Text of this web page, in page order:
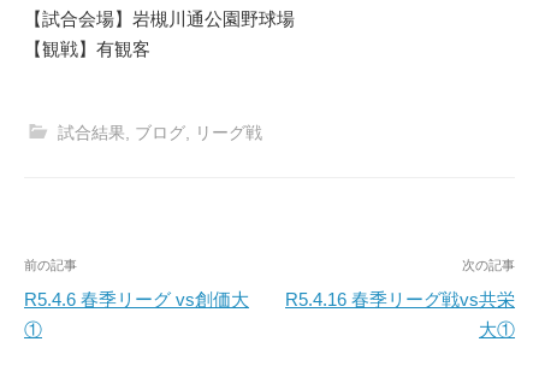
【試合会場】岩槻川通公園野球場
【観戦】有観客
試合結果 ブログ リーグ戦
投
稿
ナ
前の記事
R5.4.6 春季リーグ vs創価大
①
次の記事
R5.4.16 春季リーグ戦vs共栄
大①